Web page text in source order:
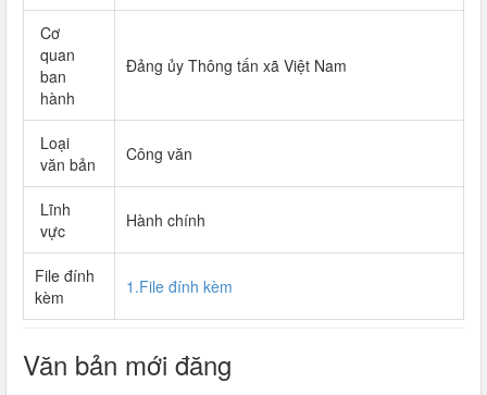
Cơ
quan
ban
hành
Đảng ủy Thông tấn xã Việt Nam
Loại
văn bản
Công văn
Lĩnh
vực
Hành chính
File đính
kèm
1.File đính kèm
Văn bản mới đăng